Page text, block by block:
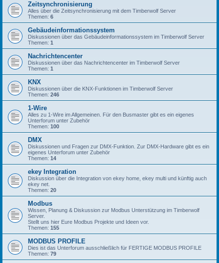
Zeitsynchronisierung
Alles über die Zeitsynchronisierung mit dem Timberwolf Server
Themen: 6
Gebäudeinformationssystem
Diskussionen über das Gebäudeinformationssystem im Timberwolf Server
Themen: 1
Nachrichtencenter
Diskussionen über das Nachrichtencenter im Timberwolf Server
Themen: 1
KNX
Diskussionen über die KNX-Funktionen im Timberwolf Server
Themen: 246
1-Wire
Alles zu 1-Wire im Allgemeinen. Für den Busmaster gibt es ein eigenes
Unterforum unter Zubehör
Themen: 100
DMX
Diskussionen und Fragen zur DMX-Funktion. Zur DMX-Hardware gibt es ein
eigenes Unterforum unter Zubehör
Themen: 14
ekey Integration
Diskussion über die Integration von ekey home, ekey multi und künftig auch
ekey net.
Themen: 20
Modbus
Wissen, Planung & Diskussion zur Modbus Unterstützung im Timberwolf
Server.
Stellt uns hier Eure Modbus Projekte und Ideen vor.
Themen: 155
MODBUS PROFILE
Dies ist das Unterforum ausschließlich für FERTIGE MODBUS PROFILE
Themen: 79